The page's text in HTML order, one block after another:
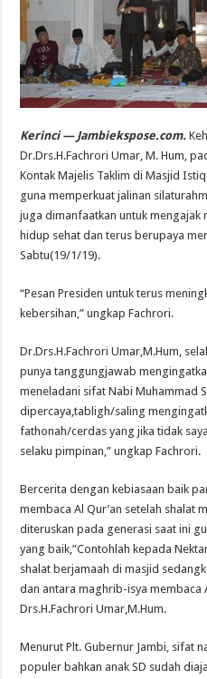
Kerinci — Jambiekspose.com.
Dr.Drs.H.Fachrori Umar, M. Hum,
Kontak Majelis Taklim di Masjid
guna memperkuat jalinan
juga dimanfaatkan untuk mengajak
hidup sehat dan terus berupaya
Sabtu(19/1/19).
“Pesan Presiden untuk terus
kebersihan,” ungkap Fachrori.
Dr.Drs.H.Fachrori Umar,M.Hum,
punya tanggungjawab
meneladani sifat Nabi Muhammad
dipercaya,tabligh/saling
fathonah/cerdas yang jika tidak
selaku pimpinan,” ungkap Fachrori.
Bercerita dengan kebiasaan baik
membaca Al Qur’an setelah shalat
diteruskan pada generasi saat ini
yang baik,”Contohlah kepada
shalat berjamaah di masjid
dan antara maghrib-isya membaca
Drs.H.Fachrori Umar,M.Hum.
Menurut Plt. Gubernur Jambi, sifat
populer bahkan anak SD sudah